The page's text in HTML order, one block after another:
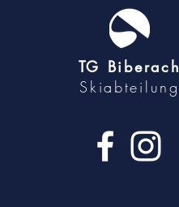
TG Biberach
Skiabteilung